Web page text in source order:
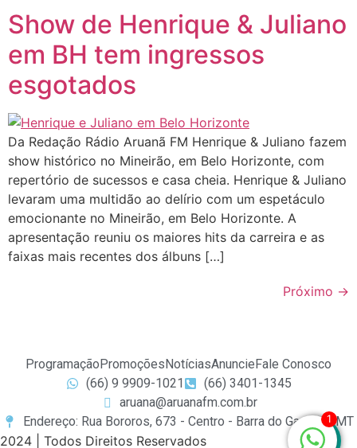
Show de Henrique & Juliano
em BH tem ingressos
esgotados
Da Redação Rádio Aruanã FM Henrique & Juliano fazem
show histórico no Mineirão, em Belo Horizonte, com
repertório de sucessos e casa cheia. Henrique & Juliano
levaram uma multidão ao delírio com um espetáculo
emocionante no Mineirão, em Belo Horizonte. A
apresentação reuniu os maiores hits da carreira e as
faixas mais recentes dos álbuns […]
Próximo →
ProgramaçãoPromoçõesNotíciasAnuncieFale Conosco
(66) 9 9909-1021
(66) 3401-1345
aruana@aruanafm.com.br
Endereço: Rua Bororos, 673 - Centro - Barra do Garças / MT
2024 | Todos Direitos Reservados
1